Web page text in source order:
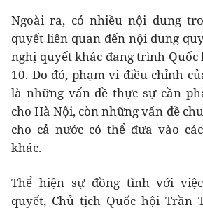
Ngoài ra, có nhiều nội dung
quyết liên quan đến nội dung
nghị quyết khác đang trình
10. Do đó, phạm vi điều chỉnh
là những vấn đề thực sự cần
cho Hà Nội, còn những vấn đề
cho cả nước có thể đưa vào
khác.
Thể hiện sự đồng tình với
quyết, Chủ tịch Quốc hội Trần